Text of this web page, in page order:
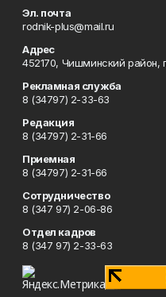
Эл. почта
rodnik-plus@mail.ru
Адрес
452170, Чишминский район,
Рекламная служба
8 (34797) 2-33-63
Редакция
8 (34797) 2-31-66
Приемная
8 (34797) 2-31-66
Сотрудничество
8 (347 97) 2-06-86
Отдел кадров
8 (347 97) 2-33-63